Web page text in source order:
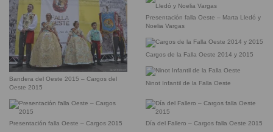
Bandera del Oeste 2015 – Cargos del
Oeste 2015
Presentación falla Oeste – Marta Lledó y
Noelia Vargas
Cargos de la Falla Oeste 2014 y 2015
Ninot Infantil de la Falla Oeste
Presentación falla Oeste – Cargos 2015 Día del Fallero – Cargos falla Oeste 2015